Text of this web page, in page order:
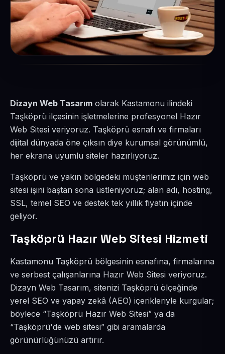
Dizayn Web Tasarım olarak Kastamonu ilindeki
Taşköprü ilçesinin işletmelerine profesyonel Hazır
Web Sitesi veriyoruz. Taşköprü esnafı ve firmaları
dijital dünyada öne çıksın diye kurumsal görünümlü,
her ekrana uyumlu siteler hazırlıyoruz.
Taşköprü ve yakın bölgedeki müşterilerimiz için web
sitesi işini baştan sona üstleniyoruz; alan adı, hosting,
SSL, temel SEO ve destek tek yıllık fiyatın içinde
geliyor.
Taşköprü Hazır Web Sitesi Hizmeti
Kastamonu Taşköprü bölgesinin esnafına, firmalarına
ve serbest çalışanlarına Hazır Web Sitesi veriyoruz.
Dizayn Web Tasarım, sitenizi Taşköprü ölçeğinde
yerel SEO ve yapay zekâ (AEO) içerikleriyle kurgular;
böylece “Taşköprü Hazır Web Sitesi” ya da
“Taşköprü'de web sitesi” gibi aramalarda
görünürlüğünüzü artırır.